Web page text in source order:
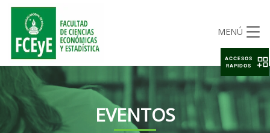
MENÚ
EVENTOS
ACCESOS
RAPIDOS